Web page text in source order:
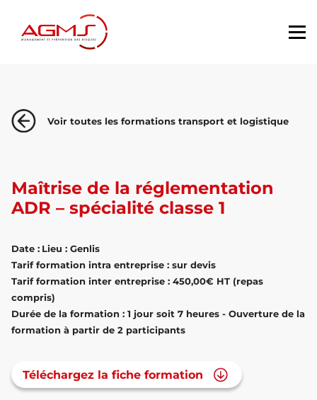
Voir toutes les formations transport et logistique
Maîtrise de la réglementation
ADR – spécialité classe 1
Date : Lieu : Genlis
Tarif formation intra entreprise : sur devis
Tarif formation inter entreprise : 450,00€ HT (repas
compris)
Durée de la formation : 1 jour soit 7 heures - Ouverture de la
formation à partir de 2 participants
Téléchargez la fiche formation